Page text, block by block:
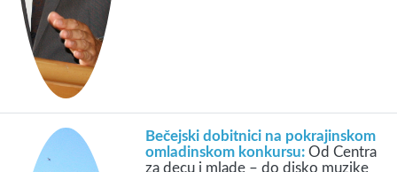
Bečejski dobitnici na pokrajinskom
omladinskom konkursu:Od Centra
za decu i mlade – do disko muzike